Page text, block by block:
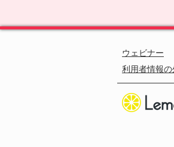
ウェビナー
利用者情報